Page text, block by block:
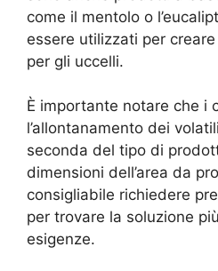
come il mentolo o
essere utilizzati per
per gli uccelli.
È importante notare che i
l’allontanamento dei
seconda del tipo di
dimensioni dell’area da
consigliabile richiedere
per trovare la soluzione
esigenze.